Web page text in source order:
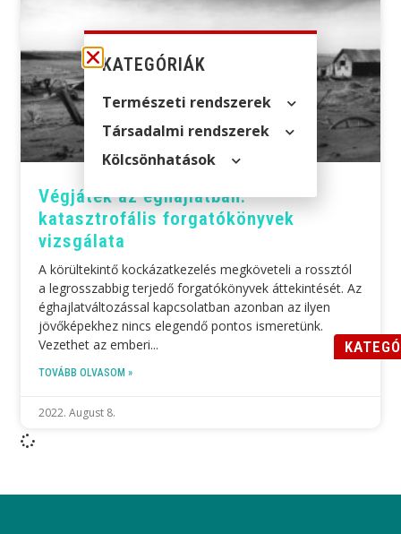
Végjáték az éghajlatban:
katasztrofális forgatókönyvek
vizsgálata
A körültekintő kockázatkezelés megköveteli a rossztól
a legrosszabbig terjedő forgatókönyvek áttekintését. Az
éghajlatváltozással kapcsolatban azonban az ilyen
jövőképekhez nincs elegendő pontos ismeretünk.
Vezethet az emberi
TOVÁBB OLVASOM »
2022. August 8.
KATEGÓRIÁK
Természeti rendszerek
Társadalmi rendszerek
Kölcsön­hatások